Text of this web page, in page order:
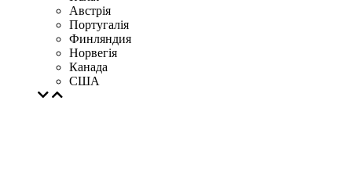
Австрія
Португалія
Финляндия
Норвегія
Канада
США